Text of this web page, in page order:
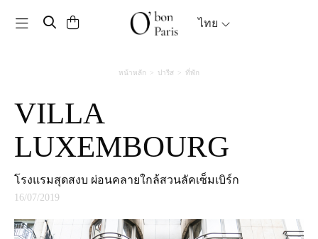
Toggle navigation ไทย
หน้าหลัก ปารีส ที่พัก
VILLA
LUXEMBOURG
โรงแรมสุดสงบ ผ่อนคลายใกล้สวนลัคเซ็มเบิร์ก
16/07/2019